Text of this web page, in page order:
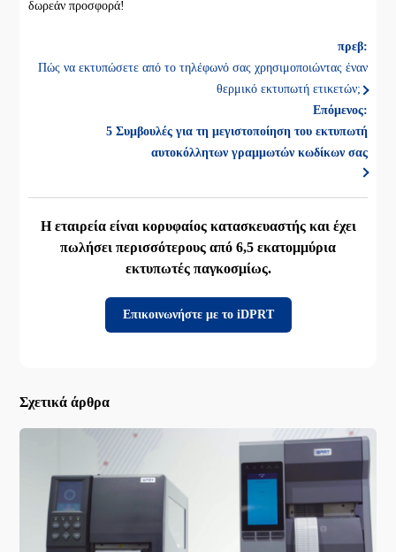
δωρεάν προσφορά!
πρεβ:
Πώς να εκτυπώσετε από το τηλέφωνό σας χρησιμοποιώντας έναν
θερμικό εκτυπωτή ετικετών;
Επόμενος:
5 Συμβουλές για τη μεγιστοποίηση του εκτυπωτή
αυτοκόλλητων γραμμωτών κωδίκων σας
Η εταιρεία είναι κορυφαίος κατασκευαστής και έχει
πωλήσει περισσότερους από 6,5 εκατομμύρια
εκτυπωτές παγκοσμίως.
Επικοινωνήστε με το iDPRT
Σχετικά άρθρα